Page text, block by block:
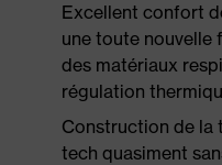
Excellent confort
une toute nouvelle
des matériaux
régulation
Construction de la
tech quasiment